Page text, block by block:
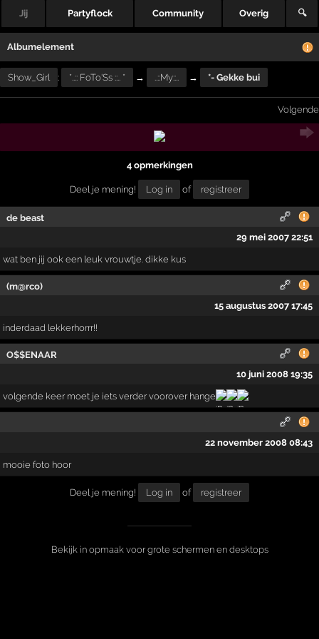
Jij Partyflock Community Overig 🔍
Albumelement
Show_Girl : *..:: FoTo'Ss ::.. * → ..::My::.. → *- Gekke bui
Volgende
4 opmerkingen
Deel je mening! Log in of registreer
de beast
29 mei 2007 22:51
wat ben jij ook een leuk vrouwtje. dikke kus
(m@rco)
15 augustus 2007 17:45
inderdaad lekkerhorrr!!
O$$ENAAR
10 juni 2008 19:35
volgende keer moet je iets verder voorover hange
22 november 2008 08:43
mooie foto hoor
Deel je mening! Log in of registreer
Bekijk in opmaak voor grote schermen en desktops